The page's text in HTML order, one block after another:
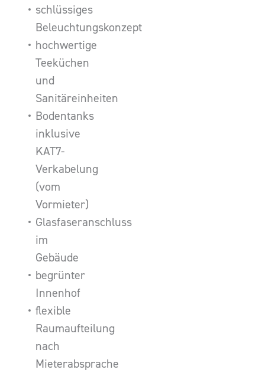
schlüssiges
Beleuchtungskonzept
hochwertige
Teeküchen
und
Sanitäreinheiten
Bodentanks
inklusive
KAT7-
Verkabelung
(vom
Vormieter)
Glasfaseranschluss
im
Gebäude
begrünter
Innenhof
flexible
Raumaufteilung
nach
Mieterabsprache